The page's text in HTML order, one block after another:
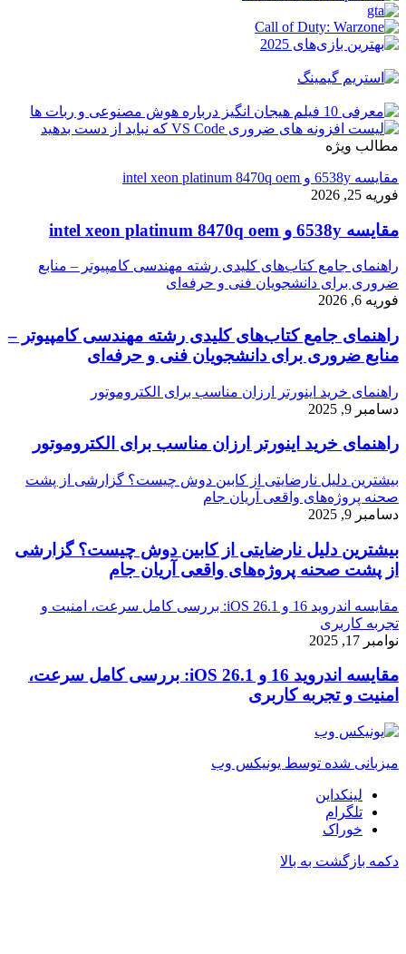
مطالب ویژه
مقایسه 6538y و intel xeon platinum 8470q oem
فوریه 25, 2026
مقایسه 6538y و intel xeon platinum 8470q oem
راهنمای جامع کتاب‌های کلیدی رشته مهندسی کامپیوتر – منابع
ضروری برای دانشجویان فنی و حرفه‌ای
فوریه 6, 2026
راهنمای جامع کتاب‌های کلیدی رشته مهندسی کامپیوتر –
منابع ضروری برای دانشجویان فنی و حرفه‌ای
راهنمای خرید اینورتر ارزان مناسب برای الکتروموتور
دسامبر 9, 2025
راهنمای خرید اینورتر ارزان مناسب برای الکتروموتور
بیشترین دلیل نارضایتی از کابین دوش چیست؟ گزارشی از پشت
صحنه پروژه‌های واقعی آریان جام
دسامبر 9, 2025
بیشترین دلیل نارضایتی از کابین دوش چیست؟ گزارشی
از پشت صحنه پروژه‌های واقعی آریان جام
مقایسه اندروید 16 و iOS 26.1: بررسی کامل سرعت، امنیت و
تجربه کاربری
نوامبر 17, 2025
مقایسه اندروید 16 و iOS 26.1: بررسی کامل سرعت،
امنیت و تجربه کاربری
میزبانی شده توسط یونیکس وب
لینکداین
تلگرام
خوراک
دکمه بازگشت به بالا